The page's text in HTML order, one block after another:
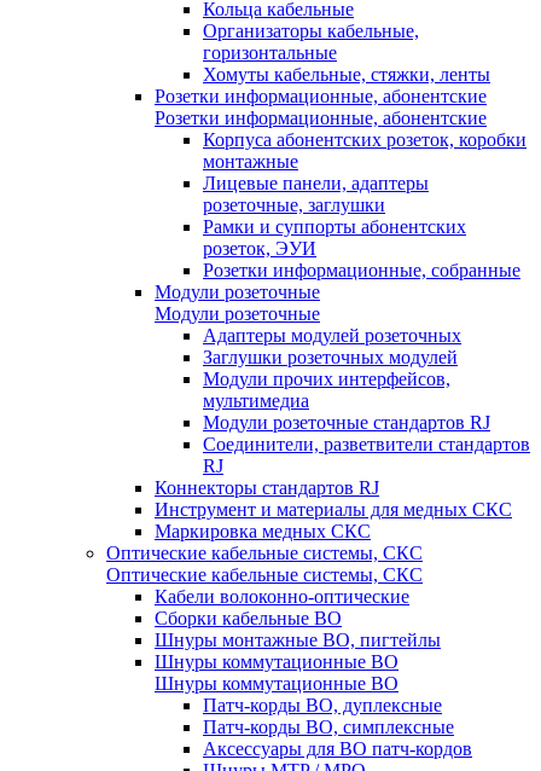
Кольца кабельные
Организаторы кабельные,
горизонтальные
Хомуты кабельные, стяжки, ленты
Розетки информационные, абонентские
Розетки информационные, абонентские
Корпуса абонентских розеток, коробки
монтажные
Лицевые панели, адаптеры
розеточные, заглушки
Рамки и суппорты абонентских
розеток, ЭУИ
Розетки информационные, собранные
Модули розеточные
Модули розеточные
Адаптеры модулей розеточных
Заглушки розеточных модулей
Модули прочих интерфейсов,
мультимедиа
Модули розеточные стандартов RJ
Соединители, разветвители стандартов
RJ
Коннекторы стандартов RJ
Инструмент и материалы для медных СКС
Маркировка медных СКС
Оптические кабельные системы, СКС
Оптические кабельные системы, СКС
Кабели волоконно-оптические
Сборки кабельные ВО
Шнуры монтажные ВО, пигтейлы
Шнуры коммутационные ВО
Шнуры коммутационные ВО
Патч-корды ВО, дуплексные
Патч-корды ВО, симплексные
Аксессуары для ВО патч-кордов